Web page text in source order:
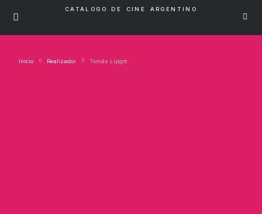
CATÁLOGO DE CINE ARGENTINO
Inicio Realizador Tomás Lipgot